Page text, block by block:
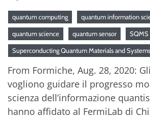
quantum computing quantum information
quantum science quantum sensor SQMS
Superconducting Quantum Materials and
From Formiche, Aug. 28, 2020:
vogliono guidare il progresso
scienza dell’informazione
hanno affidato al FermiLab di